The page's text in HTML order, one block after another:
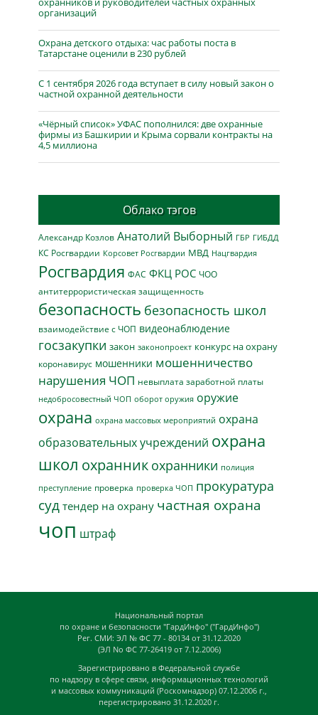
организаций
Охрана детского отдыха: час работы поста в
Татарстане оценили в 230 рублей
С 1 сентября 2026 года вступает в силу новый закон о
частной охранной деятельности
«Чёрный список» УФАС пополнился: две охранные
фирмы из Башкирии и Крыма сорвали контракты на
4,5 миллиона
Облако тэгов
Александр Козлов Анатолий Выборный ГБР ГИБДД
КС Росгвардии Корсовет Росгвардии МВД Нацгвардия
Росгвардия ФАС ФКЦ РОС ЧОО
антитеррористическая защищенность
безопасность безопасность школ
взаимодействие с ЧОП видеонаблюдение
госзакупки закон законопроект конкурс на охрану
коронавирус мошенники мошенничество
нарушения ЧОП невыплата заработной платы
недобросовестный ЧОП оборот оружия оружие
охрана охрана массовых мероприятий охрана
образовательных учреждений охрана
школ охранник охранники полиция
преступление проверка проверка ЧОП прокуратура
суд тендер на охрану частная охрана
чоп штраф
Национальный портал
по охране и безопасности "ГардИнфо" ("ГардИнфо")
Рег. СМИ: ЭЛ № ФС 77 - 80134 от 31.12.2020
(ЭЛ No ФС 77-26419 от 7.12.2006)
Зарегистрировано в Федеральной службе
по надзору в сфере связи, информационных технологий
и массовых коммуникаций (Роскомнадзор) 07.12.2006 г.,
перегистрировано 31.12.2020 г.